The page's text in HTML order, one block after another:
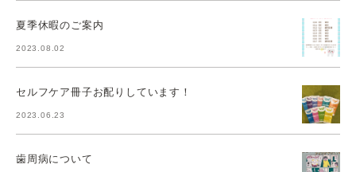
夏季休暇のご案内
2023.08.02
セルフケア冊子お配りしています！
2023.06.23
歯周病について